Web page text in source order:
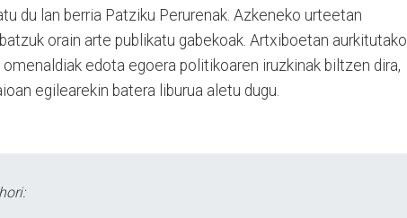
du lan berria Patziku Perurenak. Azkeneko urteetan
orain arte publikatu gabekoak. Artxiboetan aurkitutako
edota egoera politikoaren iruzkinak biltzen dira,
egilearekin batera liburua aletu dugu.